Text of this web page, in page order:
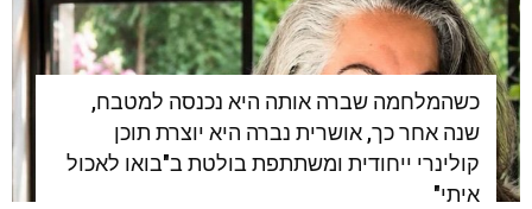
כשהמלחמה שברה אותה היא נכנסה למטבח,
שנה אחר כך, אושרית נברה היא יוצרת תוכן
קולינרי ייחודית ומשתתפת בולטת ב"בואו לאכול
איתי"